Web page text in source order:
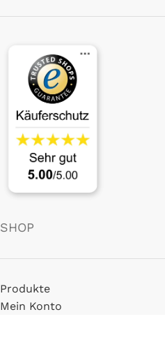
SHOP
Produkte
Mein Konto